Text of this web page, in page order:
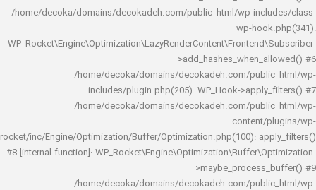
/home/decoka/domains/decokadeh.com/public_html/wp-
wp-
/home/decoka/domains/decokadeh.com/
includes/plugin.php(205): WP_Hook-
/home/decoka/domains/decokadeh.com/
rocket/inc/Engine/Optimization/Buffer/Optimization.php(100):
#8 [internal function]:
/home/decoka/domains/decokadeh.com/